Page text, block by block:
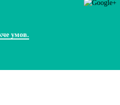
умов.